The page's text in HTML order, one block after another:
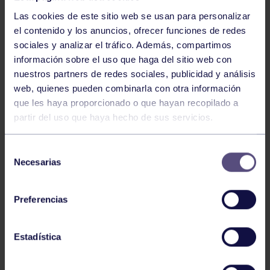
Las cookies de este sitio web se usan para personalizar
el contenido y los anuncios, ofrecer funciones de redes
sociales y analizar el tráfico. Además, compartimos
información sobre el uso que haga del sitio web con
nuestros partners de redes sociales, publicidad y análisis
web, quienes pueden combinarla con otra información
que les haya proporcionado o que hayan recopilado a
partir del uso que haya hecho de sus servicios.
Necesarias
Preferencias
Estadística
Baloncesto
ÚLTIMOS RESULTADOS DE LA SECCIÓN
Baloncesto